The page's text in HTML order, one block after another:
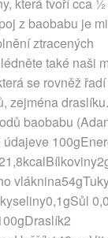
z baobabu je
ztracených
také naši
se rovněž
zejména
baobabu